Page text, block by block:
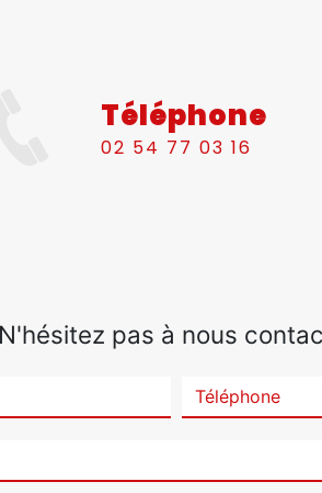
Téléphone
02 54 77 03 16
N'hésitez pas à nous